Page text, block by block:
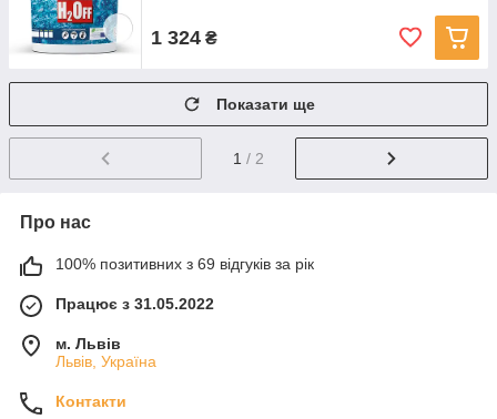
1 324 ₴
Показати ще
1 / 2
Про нас
100% позитивних з 69 відгуків за рік
Працює з 31.05.2022
м. Львів
Львів, Україна
Контакти